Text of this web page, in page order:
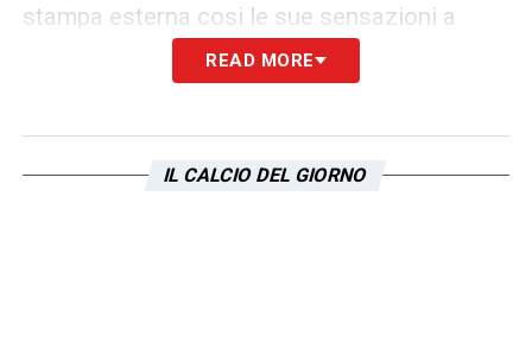
stampa esterna cosi le sue sensazioni a
dobbiamo dare il massimo e raggiungere
READ MORE
IL CALCIO DEL GIORNO